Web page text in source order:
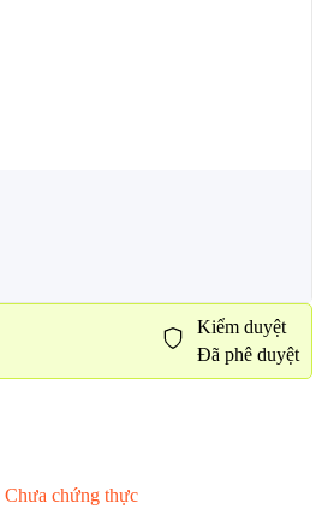
Kiểm duyệt
Đã phê duyệt
Chưa chứng thực